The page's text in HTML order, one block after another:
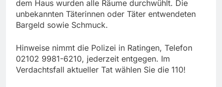
dem Haus wurden alle Räume durchwühlt. Die
unbekannten Täterinnen oder Täter entwendeten
Bargeld sowie Schmuck.
Hinweise nimmt die Polizei in Ratingen, Telefon
02102 9981-6210, jederzeit entgegen. Im
Verdachtsfall aktueller Tat wählen Sie die 110!